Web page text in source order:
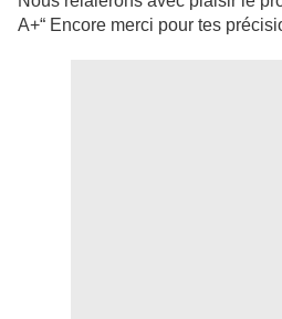
A+“ Encore merci pour tes